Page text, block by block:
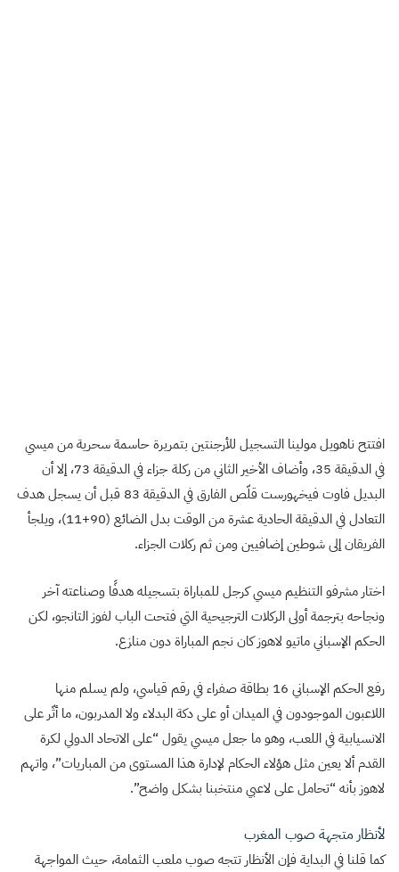
افتتح ناهويل مولينا التسجيل للأرجنتين بتمريرة حاسمة سحرية من ميسي
في الدقيقة 35، وأضاف الأخير الثاني من ركلة جزاء في الدقيقة 73، إلا أن
البديل فاوت فيخهورست قلّص الفارق في الدقيقة 83 قبل أن يسجل هدف
التعادل في الدقيقة الحادية عشرة من الوقت بدل الضائع (90+11)، ويلجأ
الفريقان إلى شوطين إضافيين ومن ثم ركلات الجزاء.
اختار مشرفو التنظيم ميسي كرجل للمباراة بتسجيله هدفًا وصناعته آخر
ونجاحه بترجمة أولى الركلات الترجيحية التي فتحت الباب لفوز التانجو، لكن
الحكم الإسباني ماتيو لاهوز كان نجم المباراة دون منازع.
رفع الحكم الإسباني 16 بطاقة صفراء في رقم قياسي، ولم يسلم منها
اللاعبون الموجودون في الميدان أو على دكة البدلاء ولا المدربون، ما أثّر على
الانسيابية في اللعب، وهو ما جعل ميسي يقول “على الاتحاد الدولي لكرة
القدم ألا يعين مثل هؤلاء الحكام لإدارة هذا المستوى من المباريات”، واتهم
لاهوز بأنه “تحامل على لاعبي منتخبنا بشكل واضح”.
لأنظار متجهة صوب المغرب
كما قلنا في البداية فإن الأنظار تتجه صوب ملعب الثمامة، حيث المواجهة